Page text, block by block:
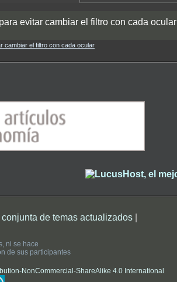
evitar cambiar el filtro con cada ocular
cambiar el filtro con cada ocular
conjunta de temas actualizados |
ni se hace
de sus participantes
NonCommercial-ShareAlike 4.0 International